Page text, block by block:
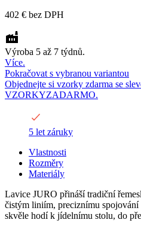
402 € bez DPH
Výroba 5 až 7 týdnů.
Více.
Pokračovat s vybranou variantou
Objednejte si vzorky zdarma se
VZORKYZADARMO.
5 let záruky
Vlastnosti
Rozměry
Materiály
Lavice JURO přináší tradiční
čistým liniím, preciznímu spojování
skvěle hodí k jídelnímu stolu, do